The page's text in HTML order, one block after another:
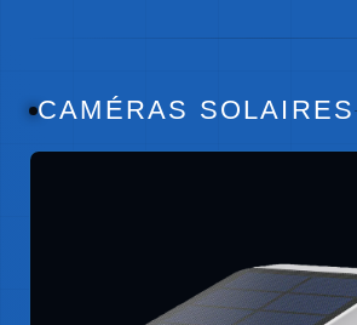
CAMÉRAS SOLAIRES